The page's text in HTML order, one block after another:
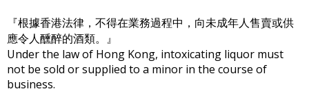
『根據香港法律，不得在業務過程中，向未成年人售賣或供
應令人醺醉的酒類。』
Under the law of Hong Kong, intoxicating liquor must
not be sold or supplied to a minor in the course of
business.